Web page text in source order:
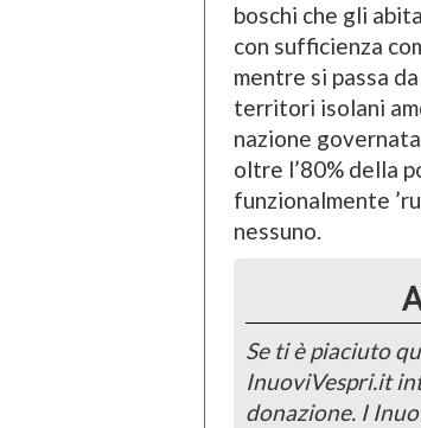
boschi che gli
con sufficienza
mentre si passa
territori isolani
nazione
oltre l’80% della
funzionalmente
nessuno.
Se ti è piaciuto
InuoviVespri.it
donazione. I